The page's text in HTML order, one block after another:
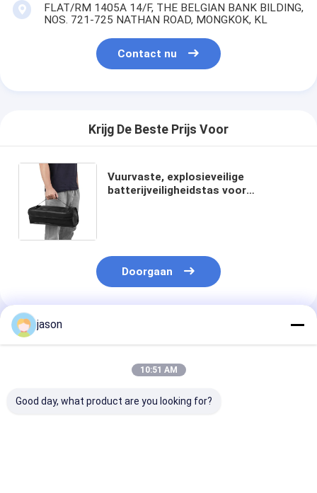
FLAT/RM 1405A 14/F, THE BELGIAN BANK BILDING,
NOS. 721-725 NATHAN ROAD, MONGKOK, KL
Contact nu
Krijg De Beste Prijs Voor
Vuurvaste, explosieveilige
batterijveiligheidstas voor
Doorgaan
Geadviseerde Producten
jason
10:51 AM
Good day, what product are you looking for?